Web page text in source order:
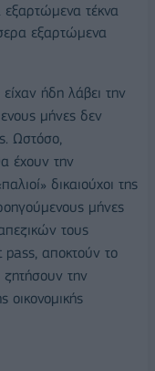
τέκνα
εξαρτώμενα
είχαν ήδη λάβει την
μήνες δεν
Ωστόσο,
έχουν την
δικαιούχοι της
μήνες
τους
αποκτούν το
την
οικονομικής